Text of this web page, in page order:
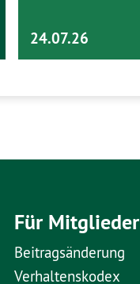
24.07.26
Für Mitglieder
Beitragsänderung
Verhaltenskodex